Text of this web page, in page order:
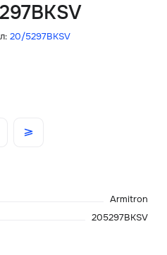
20/5297BKSV
Armitron
205297BKSV